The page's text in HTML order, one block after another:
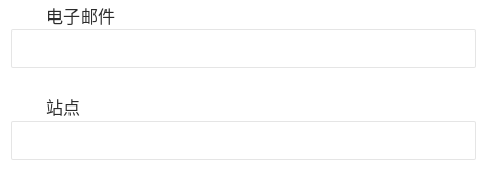
电子邮件
站点